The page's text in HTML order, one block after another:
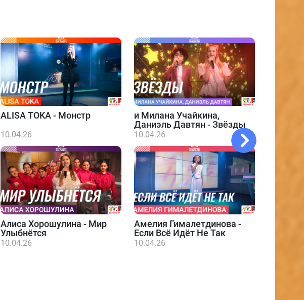
ALISA TOKA - Монстр
10.04.26
и Милана Учайкина,
Даниэль Давтян - Звёзды
10.04.26
Алиса Хорошулина - Мир
Улыбнётся
10.04.26
Амелия Гималетдинова -
Если Всё Идёт Не Так
10.04.26